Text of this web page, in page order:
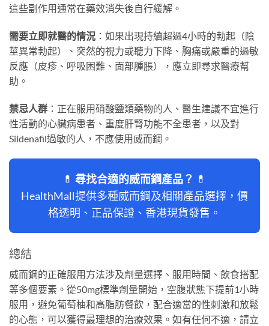
這些副作用通常在藥效消失後自行緩解。
需要立即就醫的情況 ：如果出現持續超過4小時的勃起（陰
莖異常勃起）、突然的視力或聽力下降、胸痛或嚴重的過敏
反應（皮疹、呼吸困難、面部腫脹），應立即尋求醫療幫
助。
禁忌人群 ：正在服用硝酸鹽類藥物的人、醫生建議不宜進行
性活動的心臟病患者、重度肝腎功能不全患者，以及對
Sildenafil過敏的人，不應使用威而鋼。
💊 尋找合適的威而鋼產品？ 💊
HealthMall提供多種威而鋼及相關產品選擇，價
格透明、正品保證、香港現貨發售。
總結
威而鋼的正確服用方法涉及劑量選擇、服用時間、飲食搭配
等多個要素。從50mg標準劑量開始，空腹狀態下提前1小時
服用，避免葡萄柚和高脂肪餐飲，配合適當的性刺激和放鬆
的心態，可以獲得最理想的治療效果。如有任何不適，請立